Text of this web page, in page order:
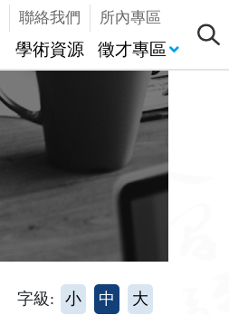
聯絡我們 所內專區
學術資源 徵才專區
字級: 小 中 大